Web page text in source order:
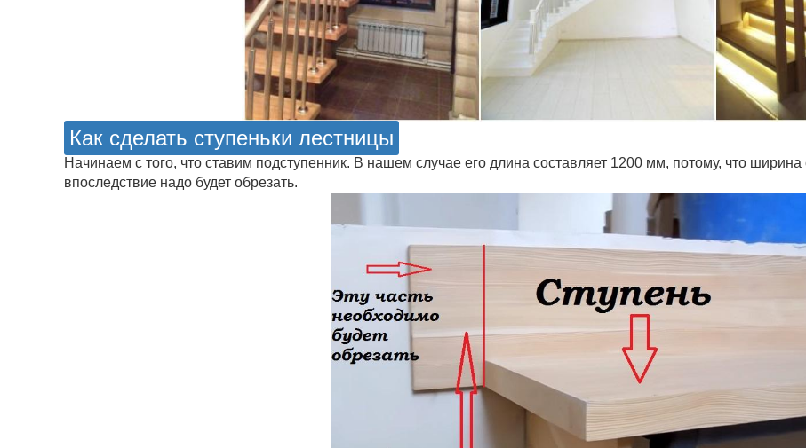
Как сделать ступеньки лестницы
Начинаем с того, что ставим подступенник. В нашем случае его длина составляет 1200 мм, потому, что
впоследствие надо будет обрезать.